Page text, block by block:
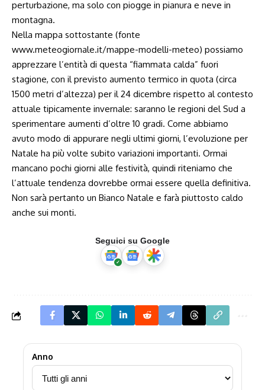
perturbazione, ma solo con piogge in pianura e neve in
montagna.
Nella mappa sottostante (fonte
www.meteogiornale.it/mappe-modelli-meteo) possiamo
apprezzare l’entità di questa “fiammata calda” fuori
stagione, con il previsto aumento termico in quota (circa
1500 metri d’altezza) per il 24 dicembre rispetto al contesto
attuale tipicamente invernale: saranno le regioni del Sud a
sperimentare aumenti d’oltre 10 gradi. Come abbiamo
avuto modo di appurare negli ultimi giorni, l’evoluzione per
Natale ha più volte subito variazioni importanti. Ormai
mancano pochi giorni alle festività, quindi riteniamo che
l’attuale tendenza dovrebbe ormai essere quella definitiva.
Non sarà pertanto un Bianco Natale e farà piuttosto caldo
anche sui monti.
Seguici su Google
Anno